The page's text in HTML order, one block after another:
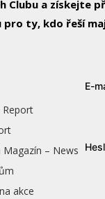
a získejte
ty, kdo řeší
Report
– News
akce
E-